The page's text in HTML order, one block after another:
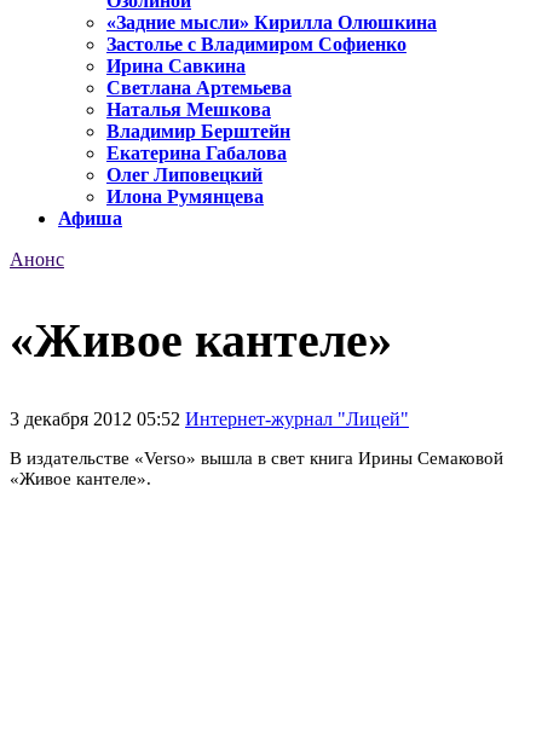
«Задние мысли» Кирилла Олюшкина
Застолье с Владимиром Софиенко
Ирина Савкина
Светлана Артемьева
Наталья Мешкова
Владимир Берштейн
Екатерина Габалова
Олег Липовецкий
Илона Румянцева
Афиша
Анонс
«Живое кантеле»
3 декабря 2012 05:52 Интернет-журнал "Лицей"
В издательстве «Verso» вышла в свет книга Ирины Семаковой
«Живое кантеле».